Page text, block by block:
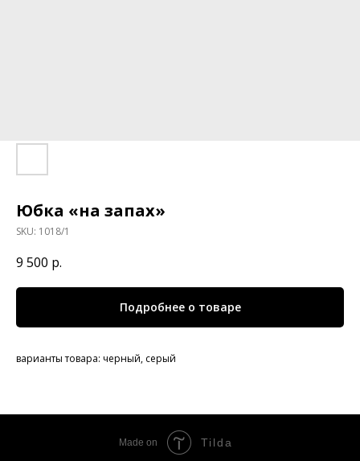
Юбка «на запах»
SKU: 1018/1
9 500 р.
Подробнее о товаре
варианты товара: черный, серый
Made on Tilda